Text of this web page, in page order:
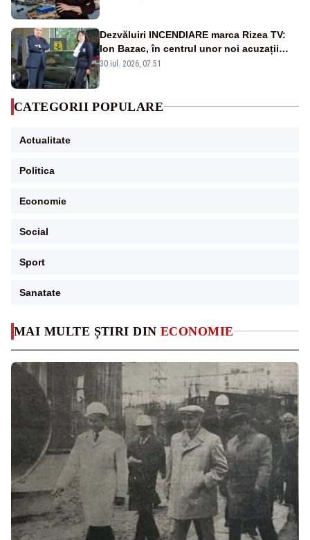
MAI MULTE ȘTIRI DIN ECONOMIE
Dezvăluiri INCENDIARE marca Rizea TV:
Ion Bazac, în centrul unor noi acuzații
publice
30 iul. 2026, 07:51
CATEGORII POPULARE
Actualitate
Politica
Economie
Social
Sport
Sanatate